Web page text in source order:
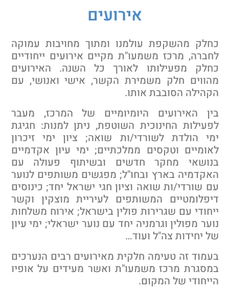
אירועים
מהשקפת עולמנו ומתוך מחויבות עמוקה
מרכז משמעו"ת מקיים אירועים ייחודיים
מפעילותו לאורך כל השנה. האירועים
חלק משמירת הקשר, אישי ואנושי, עם
הסובבת אותו.
האירועים היומיומיים של המרכז, מעבר
החינוכית השוטפת, ניתן למנות: חגיגת
הולדת לשורדי/ות שואה; ציון ימי זיכרון
וטקסים ממלכתיים; ימי עיון אקדמיים
מחקר חדשים ובשיתוף פעולה עם
בארץ ובחו"ל; מפגשים משותפים לנוער
שורדי/ות שואה וציון חגי ישראל יחד; כינוסים
המשותפים לעיריית מוצקין וקשר
עם שגרירות פולין בישראל; אירוח משלחות
מפולין וגרמניה יחד עם נוער ישראלי; ימי עיון
יחידות צה"ל ועוד…
זה טעימה חלקית מאירועים רבים הנערכים
מרכז משמעו"ת ואשר מעידים על אופיו
של המקום.